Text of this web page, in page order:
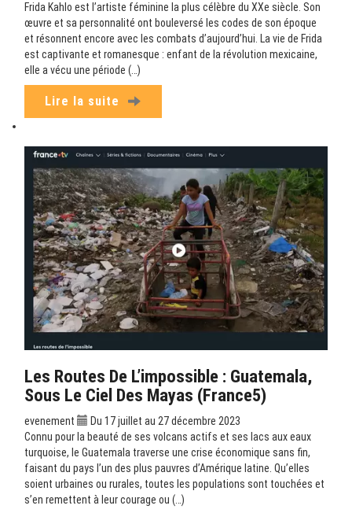
Frida Kahlo est l’artiste féminine la plus célèbre du XXe siècle. Son
œuvre et sa personnalité ont bouleversé les codes de son époque
et résonnent encore avec les combats d’aujourd’hui. La vie de Frida
est captivante et romanesque : enfant de la révolution mexicaine,
elle a vécu une période (…)
Lire la suite
Les Routes De L’impossible : Guatemala,
Sous Le Ciel Des Mayas (France5)
evenement
Du 17 juillet au 27 décembre 2023
Connu pour la beauté de ses volcans actifs et ses lacs aux eaux
turquoise, le Guatemala traverse une crise économique sans fin,
faisant du pays l’un des plus pauvres d’Amérique latine. Qu’elles
soient urbaines ou rurales, toutes les populations sont touchées et
s’en remettent à leur courage ou (…)